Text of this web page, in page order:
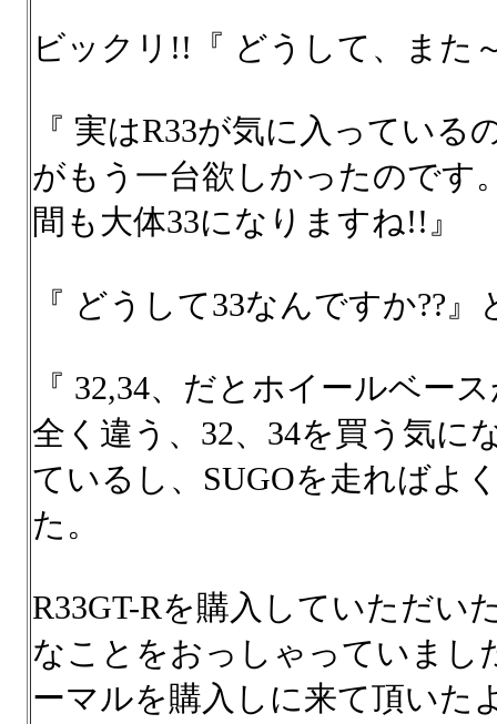
ビックリ!!『 どうして、また
『 実はR33が気に入ってい
がもう一台欲しかったのです
間も大体33になりますね!!』
『 どうして33なんですか??
『 32,34、だとホイールベー
全く違う、32、34を買う気
ているし、SUGOを走ればよ
た。
R33GT-Rを購入していただい
なことをおっしゃっていまし
ーマルを購入しに来て頂いた